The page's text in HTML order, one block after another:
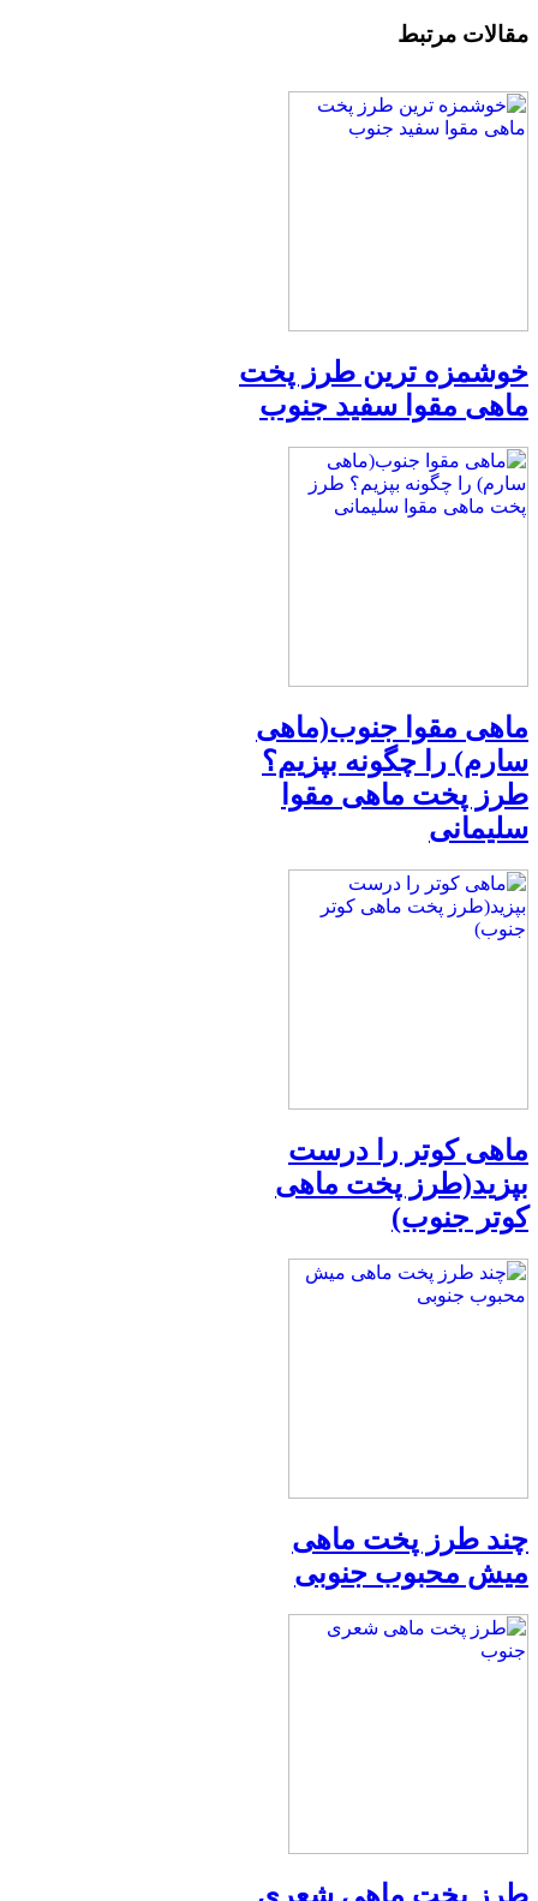
مقالات مرتبط
خوشمزه ترین طرز پخت
ماهی مقوا سفید جنوب
ماهی مقوا جنوب(ماهی
سارم) را چگونه بپزیم؟
طرز پخت ماهی مقوا
سلیمانی
ماهی کوتر را درست
بپزید(طرز پخت ماهی
کوتر جنوب)
چند طرز پخت ماهی
میش محبوب جنوبی
طرز پخت ماهی شعری